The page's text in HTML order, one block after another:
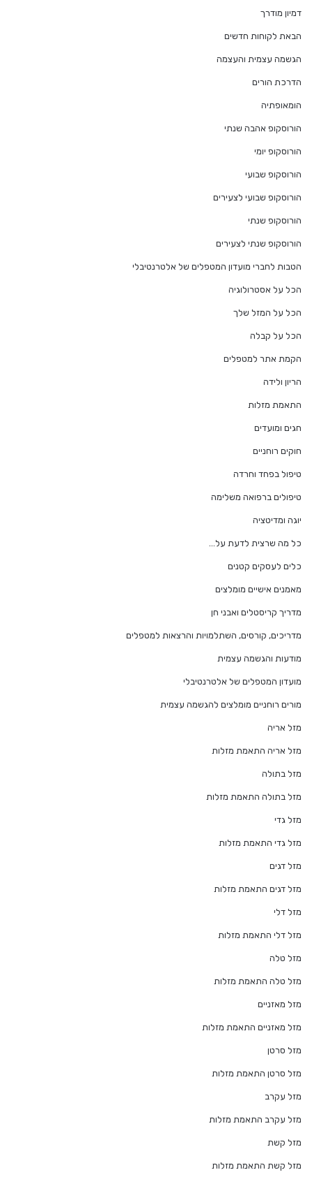
דמיון מודרך
הבאת לקוחות חדשים
הגשמה עצמית והעצמה
הדרכת הורים
הומאופתיה
הורוסקופ אהבה שנתי
הורוסקופ יומי
הורוסקופ שבועי
הורוסקופ שבועי לצעירים
הורוסקופ שנתי
הורוסקופ שנתי לצעירים
הטבות לחברי מועדון המטפלים של אלטרנטיבלי
הכל על אסטרולוגיה
הכל על המזל שלך
הכל על קבלה
הקמת אתר למטפלים
הריון ולידה
התאמת מזלות
חגים ומועדים
חוקים רוחניים
טיפול בפחד וחרדה
טיפולים ברפואה משלימה
יוגה ומדיטציה
כל מה שרצית לדעת על…
כלים לעסקים קטנים
מאמנים אישיים מומלצים
מדריך קריסטלים ואבני חן
מדריכים, קורסים, השתלמויות והרצאות למטפלים
מודעות והגשמה עצמית
מועדון המטפלים של אלטרנטיבלי
מורים רוחניים מומלצים להגשמה עצמית
מזל אריה
מזל אריה התאמת מזלות
מזל בתולה
מזל בתולה התאמת מזלות
מזל גדי
מזל גדי התאמת מזלות
מזל דגים
מזל דגים התאמת מזלות
מזל דלי
מזל דלי התאמת מזלות
מזל טלה
מזל טלה התאמת מזלות
מזל מאזניים
מזל מאזניים התאמת מזלות
מזל סרטן
מזל סרטן התאמת מזלות
מזל עקרב
מזל עקרב התאמת מזלות
מזל קשת
מזל קשת התאמת מזלות